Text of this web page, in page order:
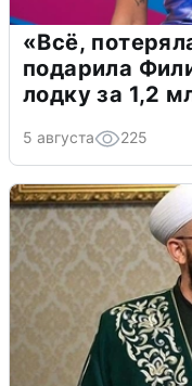
«Всё,
подарила
лодку за 1,2
5 августа 225